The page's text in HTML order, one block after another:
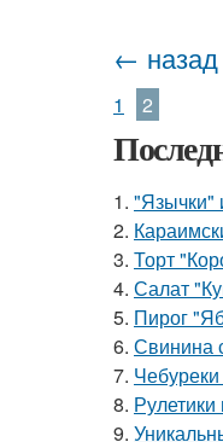
← назад
1 2
1. "Язычки"
2.
3. Торт
4. Салат
5. Пирог
6. Свинина
7.
8.
9.